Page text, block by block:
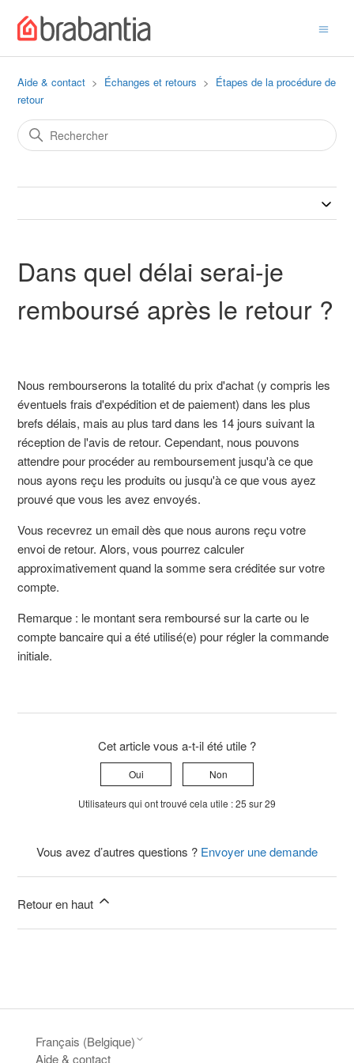
Aide & contact Échanges et retours
Étapes de la procédure de
retour
Dans quel délai serai-je
remboursé après le retour ?
Nous rembourserons la totalité du prix d'achat (y compris les
éventuels frais d'expédition et de paiement) dans les plus
brefs délais, mais au plus tard dans les 14 jours suivant la
réception de l'avis de retour. Cependant, nous pouvons
attendre pour procéder au remboursement jusqu'à ce que
nous ayons reçu les produits ou jusqu'à ce que vous ayez
prouvé que vous les avez envoyés.
Vous recevrez un email dès que nous aurons reçu votre
envoi de retour. Alors, vous pourrez calculer
approximativement quand la somme sera créditée sur votre
compte.
Remarque : le montant sera remboursé sur la carte ou le
compte bancaire qui a été utilisé(e) pour régler la commande
initiale.
Cet article vous a-t-il été utile ?
Oui Non
Utilisateurs qui ont trouvé cela utile : 25 sur 29
Vous avez d’autres questions ? Envoyer une demande
Retour en haut
Français (Belgique)
Aide & contact